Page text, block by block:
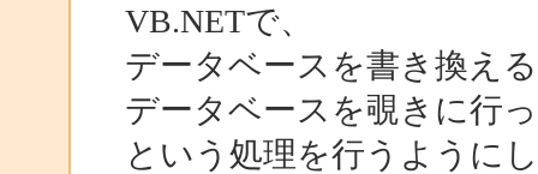
VB.NETで、
データベースを書き換え
データベースを覗きに行
という処理を行うように